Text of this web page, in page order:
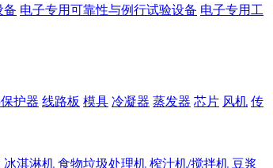
备 电子专用可靠性与例行试验设备 电子专用工
护器 线路板 模具 冷凝器 蒸发器 芯片 风机 传
冰淇淋机 食物垃圾处理机 榨汁机/搅拌机 豆浆